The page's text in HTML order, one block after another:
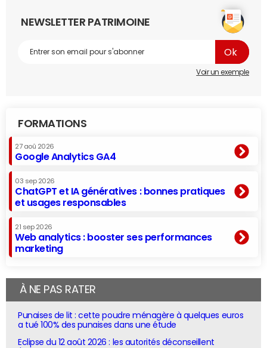
NEWSLETTER PATRIMOINE
Voir un exemple
FORMATIONS
27 aoû 2026
Google Analytics GA4
03 sep 2026
ChatGPT et IA génératives : bonnes pratiques
et usages responsables
21 sep 2026
Web analytics : booster ses performances
marketing
À NE PAS RATER
Punaises de lit : cette poudre ménagère à quelques euros
a tué 100% des punaises dans une étude
Eclipse du 12 août 2026 : les autorités déconseillent